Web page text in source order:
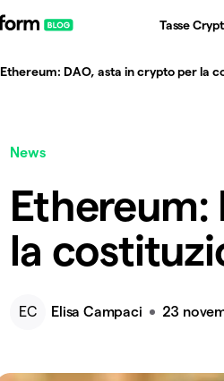
Tasse
Ethereum: DAO, asta in crypto per la
News
Ethereum:
la
EC Elisa Campaci 23